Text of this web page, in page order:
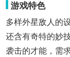
游戏特色
多样外星敌人的
还含有奇特的妙
袭击的才能，需